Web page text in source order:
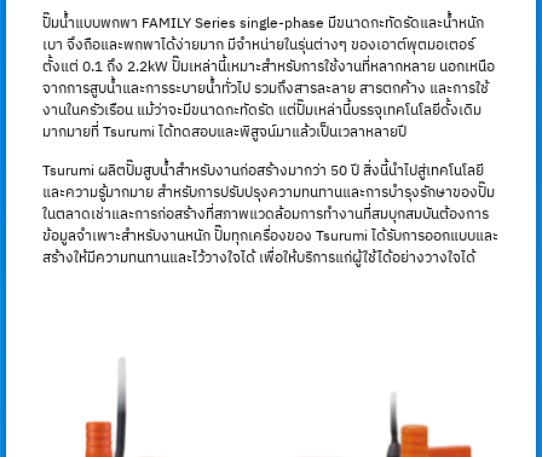
ปั๊มน้ำแบบพกพา FAMILY Series single-phase มีขนาดกะทัดรัดและน้ำหนัก
เบา จึงถือและพกพาได้ง่ายมาก มีจำหน่ายในรุ่นต่างๆ ของเอาต์พุตมอเตอร์
ตั้งแต่ 0.1 ถึง 2.2kW ปั๊มเหล่านี้เหมาะสำหรับการใช้งานที่หลากหลาย นอกเหนือ
จากการสูบน้ำและการระบายน้ำทั่วไป รวมถึงสารละลาย สารตกค้าง และการใช้
งานในครัวเรือน แม้ว่าจะมีขนาดกะทัดรัด แต่ปั๊มเหล่านี้บรรจุเทคโนโลยีดั้งเดิม
มากมายที่ Tsurumi ได้ทดสอบและพิสูจน์มาแล้วเป็นเวลาหลายปี
Tsurumi ผลิตปั๊มสูบน้ำสำหรับงานก่อสร้างมากว่า 50 ปี สิ่งนี้นำไปสู่เทคโนโลยี
และความรู้มากมาย สำหรับการปรับปรุงความทนทานและการบำรุงรักษาของปั๊ม
ในตลาดเช่าและการก่อสร้างที่สภาพแวดล้อมการทำงานที่สมบุกสมบันต้องการ
ข้อมูลจำเพาะสำหรับงานหนัก ปั๊มทุกเครื่องของ Tsurumi ได้รับการออกแบบและ
สร้างให้มีความทนทานและไว้วางใจได้ เพื่อให้บริการแก่ผู้ใช้ได้อย่างวางใจได้